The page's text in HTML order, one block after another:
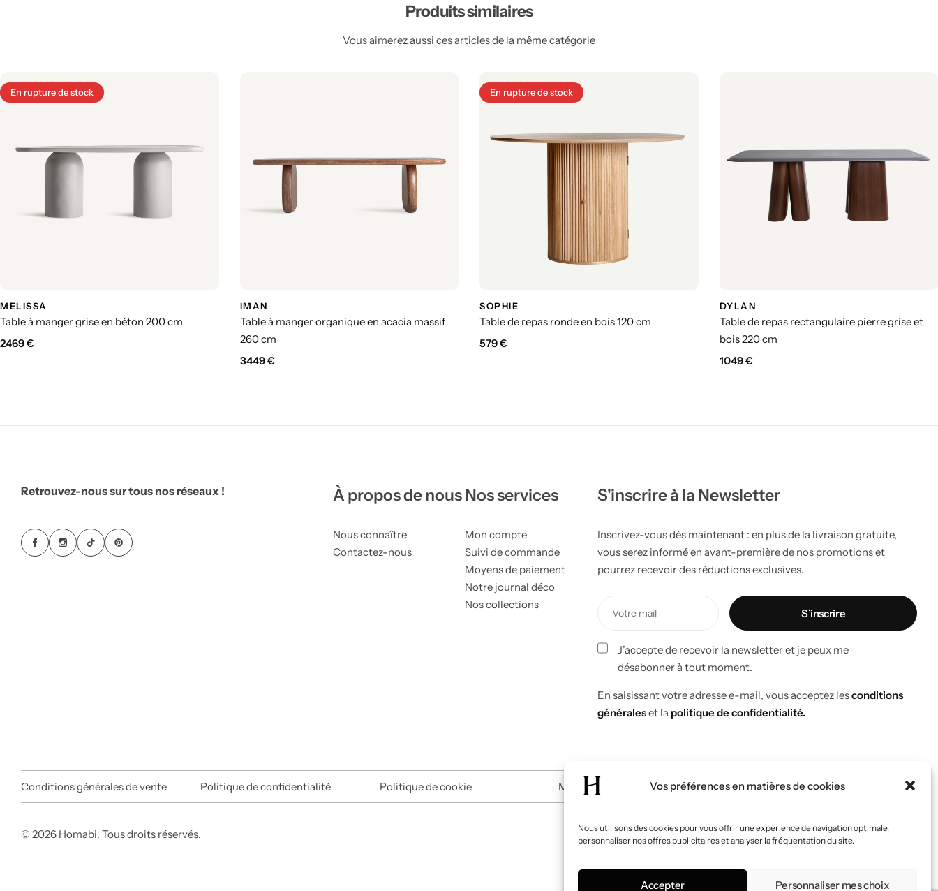
Vos préférences en matières de cookies
Nous utilisons des cookies pour vous offrir une expérience de navigation optimale,
personnaliser nos offres publicitaires et analyser la fréquentation du site.
Accepter Personnaliser mes choix
Produits similaires
Vous aimerez aussi ces articles de la même catégorie
En rupture de stock
MELISSA
Table à manger grise en béton 200 cm
2469€
IMAN
Table à manger organique en acacia massif
260 cm
3449€
En rupture de stock
SOPHIE
Table de repas ronde en bois 120 cm
579€
DYLAN
Table de repas rectangulaire pierre grise et
bois 220 cm
1049€
Retrouvez-nous sur tous nos réseaux ! À propos de nous
Nous connaître
Contactez-nous
Nos services
Mon compte
Suivi de commande
Moyens de paiement
Notre journal déco
Nos collections
S'inscrire à la Newsletter
Inscrivez-vous dès maintenant : en plus de la livraison gratuite,
vous serez informé en avant-première de nos promotions et
pourrez recevoir des réductions exclusives.
J’accepte de recevoir la newsletter et je peux me
désabonner à tout moment.
En saisissant votre adresse e-mail, vous acceptez lesconditions
généraleset la politique de confidentialité.
Conditions générales de vente Politique de confidentialité Politique de cookie Mentions légales FAQ
© 2026 Homabi. Tous droits réservés.